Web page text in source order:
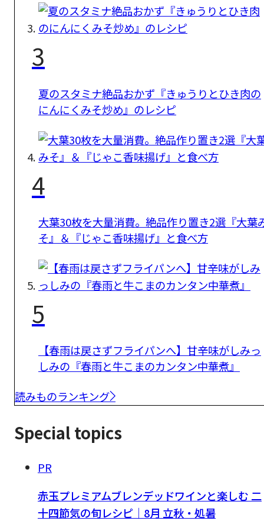
3
夏のスタミナ絶品おかず『きゅうりとひき肉の
にんにくみそ炒め』のレシピ
4
大葉30枚を大量消費。絶品作り置き2選『大葉
そ』＆『じゃこ香味揚げ』と食べ方
5
【春雨は戻さずフライパンへ】甘辛味がしみっ
しみの『春雨と牛こまのカンタン中華煮』
読みものランキング
Special topics
PR
赤玉プレミアムブレンデッドワインと楽しむ 二
十四節気の旬レシピ｜8月 立秋・処暑